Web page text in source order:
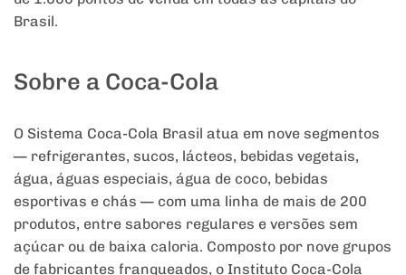
Brasil.
Sobre a Coca-Cola
O Sistema Coca-Cola Brasil atua em nove segmentos
— refrigerantes, sucos, lácteos, bebidas vegetais,
água, águas especiais, água de coco, bebidas
esportivas e chás — com uma linha de mais de 200
produtos, entre sabores regulares e versões sem
açúcar ou de baixa caloria. Composto por nove grupos
de fabricantes franqueados, o Instituto Coca-Cola